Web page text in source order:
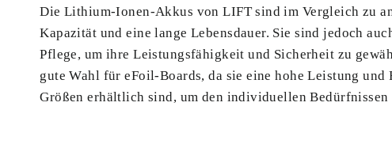
Die Lithium-Ionen-Akkus von LIFT sind im Vergleich zu
Kapazität und eine lange Lebensdauer. Sie sind jedoch
Pflege, um ihre Leistungsfähigkeit und Sicherheit zu
gute Wahl für eFoil-Boards, da sie eine hohe Leistung
Größen erhältlich sind, um den individuellen Bedürfnissen